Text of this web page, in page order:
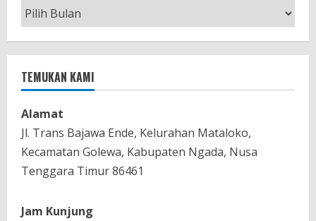
TEMUKAN KAMI
Alamat
Jl. Trans Bajawa Ende, Kelurahan Mataloko,
Kecamatan Golewa, Kabupaten Ngada, Nusa
Tenggara Timur 86461
Jam Kunjung